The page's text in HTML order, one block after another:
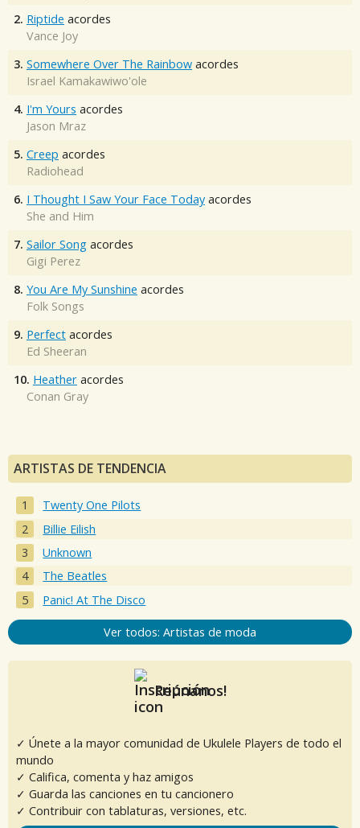
2. Riptide acordes
Vance Joy
3. Somewhere Over The Rainbow acordes
Israel Kamakawiwo'ole
4. I'm Yours acordes
Jason Mraz
5. Creep acordes
Radiohead
6. I Thought I Saw Your Face Today acordes
She and Him
7. Sailor Song acordes
Gigi Perez
8. You Are My Sunshine acordes
Folk Songs
9. Perfect acordes
Ed Sheeran
10. Heather acordes
Conan Gray
ARTISTAS DE TENDENCIA
Twenty One Pilots
Billie Eilish
Unknown
The Beatles
Panic! At The Disco
Ver todos: Artistas de moda
Reúnanos!
✓ Únete a la mayor comunidad de Ukulele Players de todo el
mundo
✓ Califica, comenta y haz amigos
✓ Guarda las canciones en tu cancionero
✓ Contribuir con tablaturas, versiones, etc.